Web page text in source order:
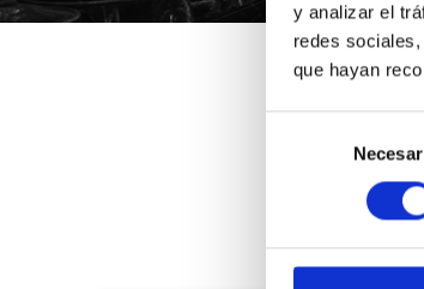
y analizar el
redes
que hayan
consentimiento